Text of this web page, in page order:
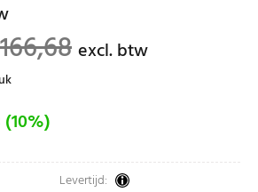
excl. btw
Levertijd: